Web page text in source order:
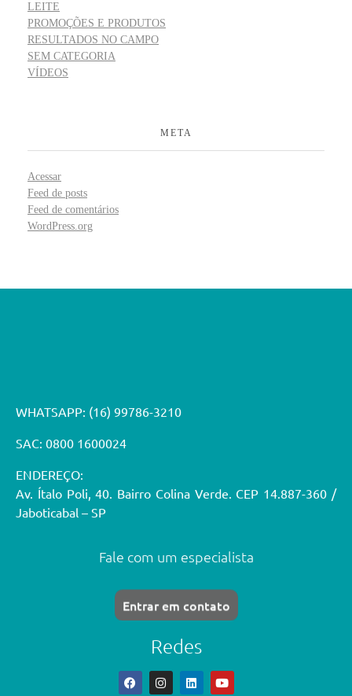
LEITE
PROMOÇÕES E PRODUTOS
RESULTADOS NO CAMPO
SEM CATEGORIA
VÍDEOS
META
Acessar
Feed de posts
Feed de comentários
WordPress.org
WHATSAPP: (16) 99786-3210
SAC: 0800 1600024
ENDEREÇO:
Av. Ítalo Poli, 40. Bairro Colina Verde. CEP 14.887-360 /
Jaboticabal – SP
Fale com um especialista
Entrar em contato
Redes